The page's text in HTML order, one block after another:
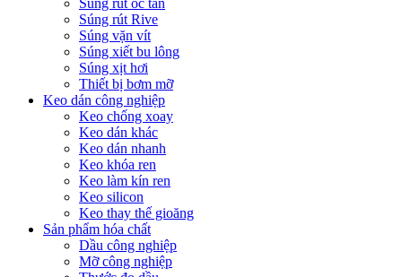
Súng rút ốc tán
Súng rút Rive
Súng vặn vít
Súng xiết bu lông
Súng xịt hơi
Thiết bị bơm mỡ
Keo dán công nghiệp
Keo chống xoay
Keo dán khác
Keo dán nhanh
Keo khóa ren
Keo làm kín ren
Keo silicon
Keo thay thế gioăng
Sản phẩm hóa chất
Dầu công nghiệp
Mỡ công nghiệp